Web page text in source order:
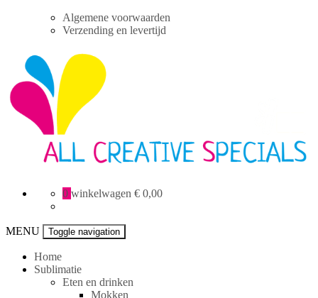
Algemene voorwaarden
Verzending en levertijd
Creative
0 winkelwagen € 0,00
MENU Toggle navigation
Home
Sublimatie
Eten en drinken
Mokken